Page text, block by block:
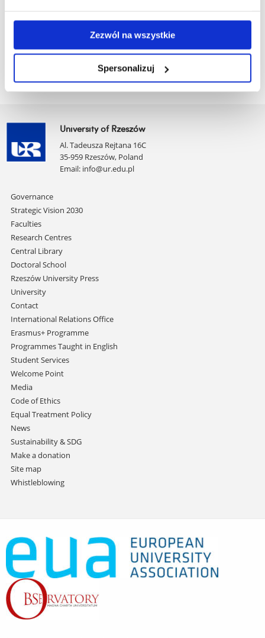
Zezwól na wszystkie
Spersonalizuj
University of Rzeszów
Al. Tadeusza Rejtana 16C
35-959 Rzeszów, Poland
Email: info@ur.edu.pl
Skip
navigation
Governance
Strategic Vision 2030
Faculties
Research Centres
Central Library
Doctoral School
Rzeszów University Press
University
Contact
International Relations Office
Erasmus+ Programme
Programmes Taught in English
Student Services
Welcome Point
Media
Code of Ethics
Equal Treatment Policy
News
Sustainability & SDG
Make a donation
Site map
Whistleblowing